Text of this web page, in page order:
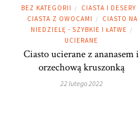
BEZ KATEGORII / CIASTA I DESERY
CIASTA Z OWOCAMI /
CIASTO NA
NIEDZIELĘ - SZYBKIE I ŁATWE /
UCIERANE
Ciasto ucierane z ananasem i
orzechową kruszonką
22 lutego 2022